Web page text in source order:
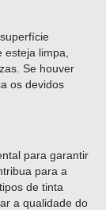
limpa,
Se houver
os devidos
para garantir
para a
de tinta
a qualidade do